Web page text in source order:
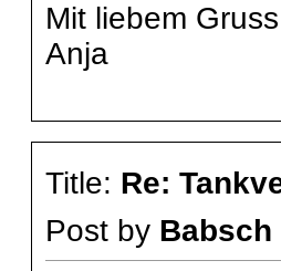
Mit liebem Gruss
Anja
Title: Re:
Post by Babsch